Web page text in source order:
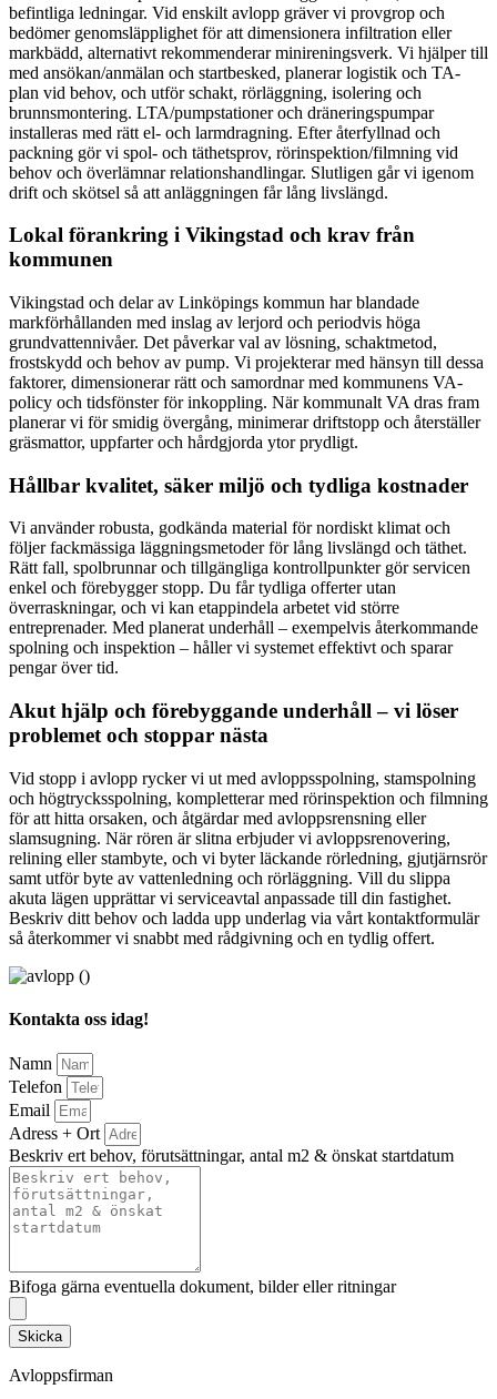
befintliga ledningar. Vid enskilt avlopp gräver vi provgrop och
bedömer genomsläpplighet för att dimensionera infiltration eller
markbädd, alternativt rekommenderar minireningsverk. Vi hjälper till
med ansökan/anmälan och startbesked, planerar logistik och TA-
plan vid behov, och utför schakt, rörläggning, isolering och
brunnsmontering. LTA/pumpstationer och dräneringspumpar
installeras med rätt el- och larmdragning. Efter återfyllnad och
packning gör vi spol- och täthetsprov, rörinspektion/filmning vid
behov och överlämnar relationshandlingar. Slutligen går vi igenom
drift och skötsel så att anläggningen får lång livslängd.
Lokal förankring i Vikingstad och krav från
kommunen
Vikingstad och delar av Linköpings kommun har blandade
markförhållanden med inslag av lerjord och periodvis höga
grundvattennivåer. Det påverkar val av lösning, schaktmetod,
frostskydd och behov av pump. Vi projekterar med hänsyn till dessa
faktorer, dimensionerar rätt och samordnar med kommunens VA-
policy och tidsfönster för inkoppling. När kommunalt VA dras fram
planerar vi för smidig övergång, minimerar driftstopp och återställer
gräsmattor, uppfarter och hårdgjorda ytor prydligt.
Hållbar kvalitet, säker miljö och tydliga kostnader
Vi använder robusta, godkända material för nordiskt klimat och
följer fackmässiga läggningsmetoder för lång livslängd och täthet.
Rätt fall, spolbrunnar och tillgängliga kontrollpunkter gör servicen
enkel och förebygger stopp. Du får tydliga offerter utan
överraskningar, och vi kan etappindela arbetet vid större
entreprenader. Med planerat underhåll – exempelvis återkommande
spolning och inspektion – håller vi systemet effektivt och sparar
pengar över tid.
Akut hjälp och förebyggande underhåll – vi löser
problemet och stoppar nästa
Vid stopp i avlopp rycker vi ut med avloppsspolning, stamspolning
och högtrycksspolning, kompletterar med rörinspektion och filmning
för att hitta orsaken, och åtgärdar med avloppsrensning eller
slamsugning. När rören är slitna erbjuder vi avloppsrenovering,
relining eller stambyte, och vi byter läckande rörledning, gjutjärnsrör
samt utför byte av vattenledning och rörläggning. Vill du slippa
akuta lägen upprättar vi serviceavtal anpassade till din fastighet.
Beskriv ditt behov och ladda upp underlag via vårt kontaktformulär
så återkommer vi snabbt med rådgivning och en tydlig offert.
Kontakta oss idag!
Namn
Telefon
Email
Adress + Ort
Beskriv ert behov, förutsättningar, antal m2 & önskat startdatum
Bifoga gärna eventuella dokument, bilder eller ritningar
Skicka
Avloppsfirman